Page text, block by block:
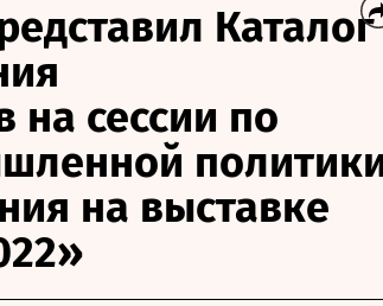
Каталог
на сессии по
на выставке